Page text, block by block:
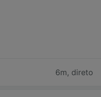
6m, direto